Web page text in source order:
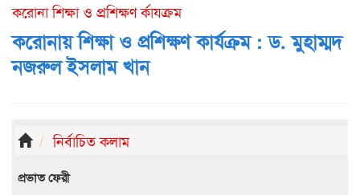
করোনা শিক্ষা ও প্রশিক্ষণ র্কাযক্রম
করোনায় শিক্ষা ও প্রশিক্ষণ কার্যক্রম : ড. মুহাম্মদ
নজরুল ইসলাম খান
নির্বাচিত কলাম
প্রভাত ফেরী